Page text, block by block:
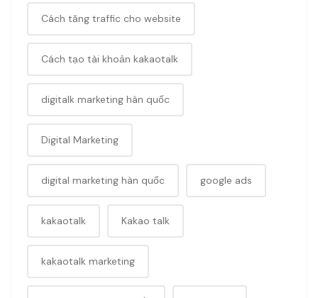
Cách tăng traffic cho website
Cách tạo tài khoản kakaotalk
digitalk marketing hàn quốc
Digital Marketing
digital marketing hàn quốc google ads
kakaotalk Kakao talk
kakaotalk marketing